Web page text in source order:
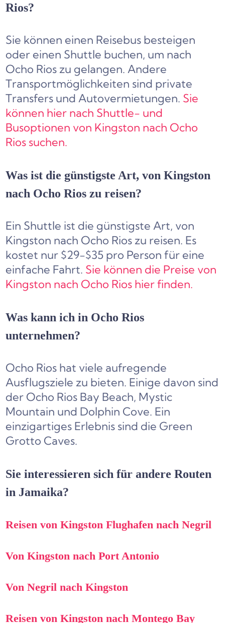
Rios?
Sie können einen Reisebus besteigen
oder einen Shuttle buchen, um nach
Ocho Rios zu gelangen. Andere
Transportmöglichkeiten sind private
Transfers und Autovermietungen. Sie
können hier nach Shuttle- und
Busoptionen von Kingston nach Ocho
Rios suchen.
Was ist die günstigste Art, von Kingston
nach Ocho Rios zu reisen?
Ein Shuttle ist die günstigste Art, von
Kingston nach Ocho Rios zu reisen. Es
kostet nur $29-$35 pro Person für eine
einfache Fahrt. Sie können die Preise von
Kingston nach Ocho Rios hier finden.
Was kann ich in Ocho Rios
unternehmen?
Ocho Rios hat viele aufregende
Ausflugsziele zu bieten. Einige davon sind
der Ocho Rios Bay Beach, Mystic
Mountain und Dolphin Cove. Ein
einzigartiges Erlebnis sind die Green
Grotto Caves.
Sie interessieren sich für andere Routen
in Jamaika?
Reisen von Kingston Flughafen nach Negril
Von Kingston nach Port Antonio
Von Negril nach Kingston
Reisen von Kingston nach Montego Bay